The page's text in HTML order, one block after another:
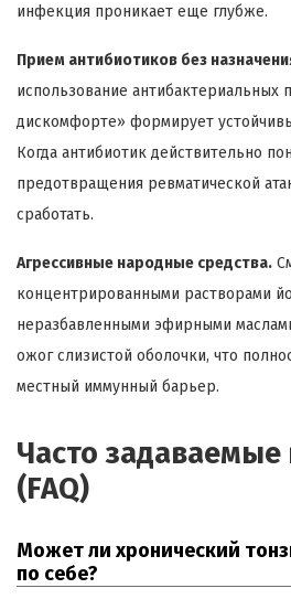
инфекция проникает еще глубже.
Прием антибиотиков без
использование
дискомфорте» формирует
Когда антибиотик действительно
предотвращения ревматической
сработать.
Агрессивные народные средства.
концентрированными растворами
неразбавленными эфирными
ожог слизистой оболочки, что
местный иммунный барьер.
Часто
(FAQ)
Может ли хронический
по себе?